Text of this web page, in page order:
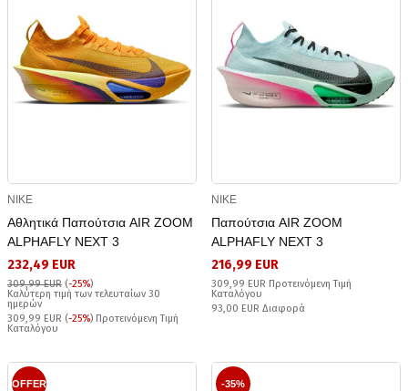
NIKE
Αθλητικά Παπούτσια AIR ZOOM
ALPHAFLY NEXT 3
232,49 EUR
309,99 EUR (-25%)
Καλύτερη τιμή των τελευταίων 30
ημερών
309,99 EUR (-25%) Προτεινόμενη Τιμή
Καταλόγου
NIKE
Παπούτσια AIR ZOOM
ALPHAFLY NEXT 3
216,99 EUR
309,99 EUR Προτεινόμενη Τιμή
Καταλόγου
93,00 EUR Διαφορά
OFFER -35%